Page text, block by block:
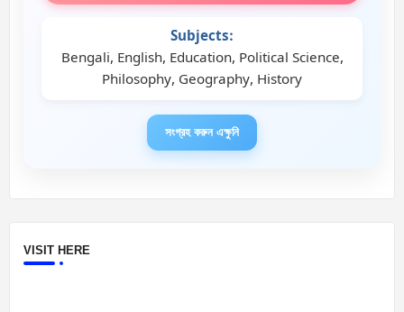
Subjects:
Bengali, English, Education, Political Science,
Philosophy, Geography, History
সংগ্রহ করুন এক্ষুনি
VISIT HERE